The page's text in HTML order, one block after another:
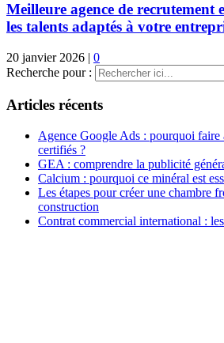
Meilleure agence de recrutement
les talents adaptés à votre
20 janvier 2026 | 0
Recherche pour :
Articles récents
Agence Google Ads : pourquoi faire
certifiés ?
GEA : comprendre la publicité
Calcium : pourquoi ce minéral est
Les étapes pour créer une chambre
construction
Contrat commercial international :